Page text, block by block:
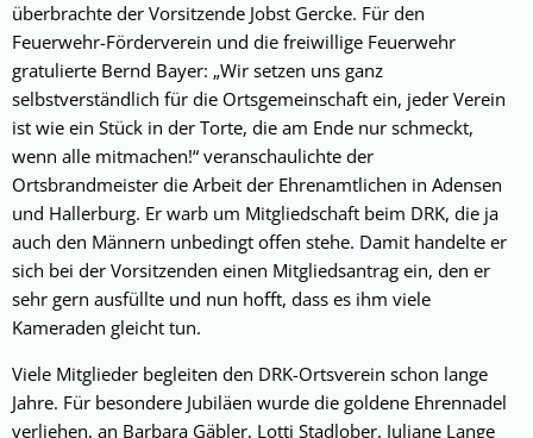
überbrachte der Vorsitzende Jobst Gercke. Für den
Feuerwehr-Förderverein und die freiwillige Feuerwehr
gratulierte Bernd Bayer: „Wir setzen uns ganz
selbstverständlich für die Ortsgemeinschaft ein, jeder Verein
ist wie ein Stück in der Torte, die am Ende nur schmeckt,
wenn alle mitmachen!“ veranschaulichte der
Ortsbrandmeister die Arbeit der Ehrenamtlichen in Adensen
und Hallerburg. Er warb um Mitgliedschaft beim DRK, die ja
auch den Männern unbedingt offen stehe. Damit handelte er
sich bei der Vorsitzenden einen Mitgliedsantrag ein, den er
sehr gern ausfüllte und nun hofft, dass es ihm viele
Kameraden gleicht tun.
Viele Mitglieder begleiten den DRK-Ortsverein schon lange
Jahre. Für besondere Jubiläen wurde die goldene Ehrennadel
verliehen, an Barbara Gäbler, Lotti Stadlober, Juliane Lange